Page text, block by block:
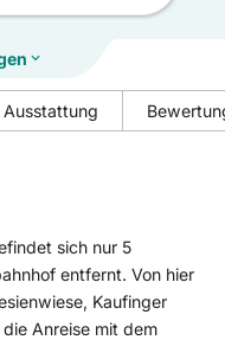
Ausstattung
sich nur 5
entfernt. Von hier
Kaufinger
Anreise mit dem